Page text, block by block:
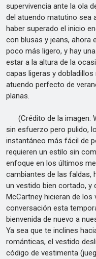
supervivencia ante la ola
del atuendo matutino sea
haber superado el inicio
con blusas y jeans, ahora
poco más ligero, y hay
estar a la altura de la
capas ligeras y
atuendo perfecto de
planas.
(Crédito de la imagen:
sin esfuerzo pero pulido,
instantáneo más fácil de
requieren un estilo sin
enfoque en los últimos
cambiantes de las faldas,
un vestido bien cortado, y
McCartney hicieran de
conversación esta
bienvenida de nuevo a
Ya sea que te inclines
románticas, el vestido
código de vestimenta